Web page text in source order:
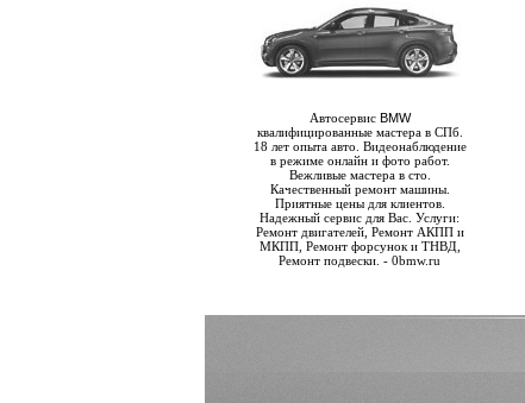
Автосервис BMW
квалифицированные мастера в СПб.
18 лет опыта авто. Видеонаблюдение
в режиме онлайн и фото работ.
Вежливые мастера в сто.
Качественный ремонт машины.
Приятные цены для клиентов.
Надежный сервис для Вас. Услуги:
Ремонт двигателей, Ремонт АКПП и
МКПП, Ремонт форсунок и ТНВД,
Ремонт подвески. - 0bmw.ru